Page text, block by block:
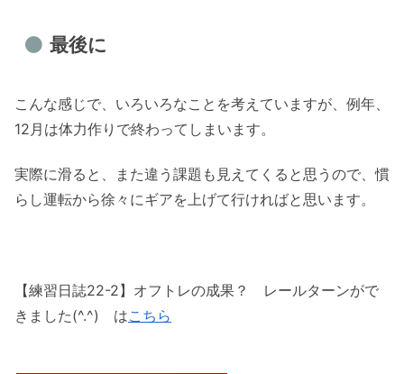
最後に
こんな感じで、いろいろなことを考えていますが、例年、
12月は体力作りで終わってしまいます。
実際に滑ると、また違う課題も見えてくると思うので、慣
らし運転から徐々にギアを上げて行ければと思います。
【練習日誌22-2】オフトレの成果？ レールターンがで
きました(^.^) はこちら